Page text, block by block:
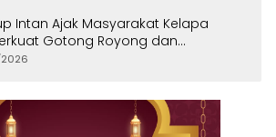
Intan Ajak Masyarakat Kelapa
Gotong Royong dan